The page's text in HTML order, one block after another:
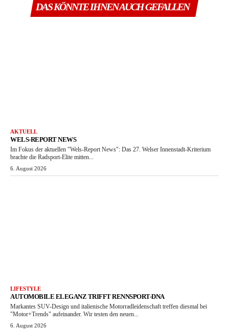
DAS KÖNNTE IHNEN AUCH GEFALLEN
AKTUELL
WELS-REPORT NEWS
Im Fokus der aktuellen "Wels-Report News": Das 27. Welser Innenstadt-Kriterium
brachte die Radsport-Elite mitten...
6. August 2026
LIFESTYLE
AUTOMOBILE ELEGANZ TRIFFT RENNSPORT-DNA
Markantes SUV-Design und italienische Motorradleidenschaft treffen diesmal bei
"Motor+Trends" aufeinander. Wir testen den neuen...
6. August 2026